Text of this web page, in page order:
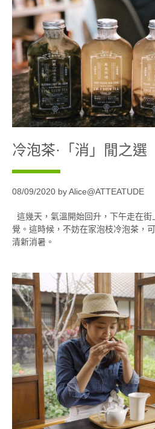
冷泡茶·「消」閒之選
08/09/2020 by Alice@ATTEATUDE
這幾天，氣溫開始回升，下午走在
覺。這時候，不妨在家泡枝冷泡茶，
清新消暑。